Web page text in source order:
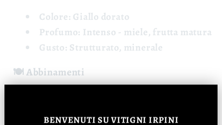
Colore: Giallo dorato
Profumo: Intenso - miele, frutta matura
Gusto: Strutturato, minerale
🍽️ Abbinamenti
BENVENUTI SU VITIGNI IRPINI